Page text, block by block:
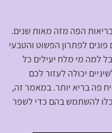
הפה מזה מאות שנים.
לפתרון הפשוט והטבעי
למה מי מלח יעילים כל
יכולה לעזור לכם
פה בריא יותר. במאמר זה,
להשתמש בהם כדי לשפר